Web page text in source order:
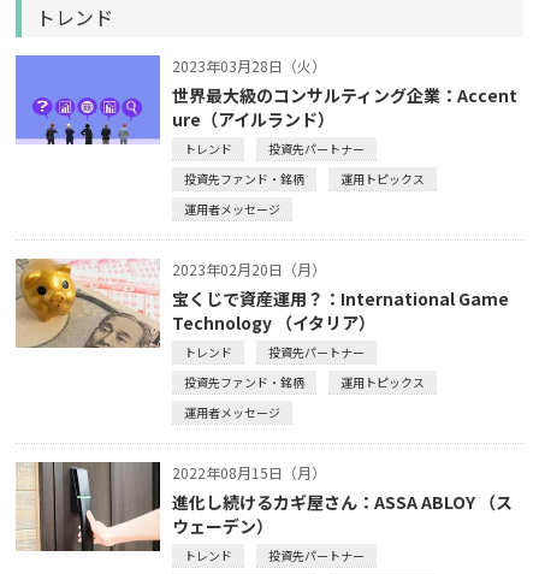
トレンド
2023年03月28日（火）
世界最大級のコンサルティング企業：Accent
ure（アイルランド）
トレンド
投資先パートナー
投資先ファンド・銘柄
運用トピックス
運用者メッセージ
2023年02月20日（月）
宝くじで資産運用？：International Game
Technology （イタリア）
トレンド
投資先パートナー
投資先ファンド・銘柄
運用トピックス
運用者メッセージ
2022年08月15日（月）
進化し続けるカギ屋さん：ASSA ABLOY （ス
ウェーデン）
トレンド
投資先パートナー